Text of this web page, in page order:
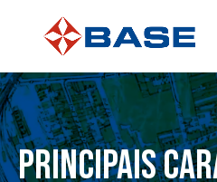
Principais